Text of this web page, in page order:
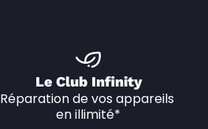
Le Club Infinity
Réparation de vos appareils
en illimité*